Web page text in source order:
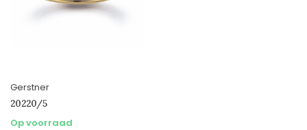
Gerstner
20220/5
Op voorraad